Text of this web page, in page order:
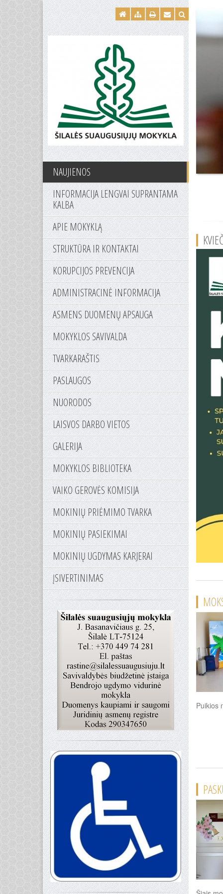
NAUJIENOS
INFORMACIJA LENGVAI SUPRANTAMA
KALBA
APIE MOKYKLĄ
STRUKTŪRA IR KONTAKTAI
KORUPCIJOS PREVENCIJA
ADMINISTRACINĖ INFORMACIJA
ASMENS DUOMENŲ APSAUGA
MOKYKLOS SAVIVALDA
TVARKARAŠTIS
PASLAUGOS
NUORODOS
LAISVOS DARBO VIETOS
GALERIJA
MOKYKLOS BIBLIOTEKA
VAIKO GEROVĖS KOMISIJA
MOKINIŲ PRIĖMIMO TVARKA
MOKINIŲ PASIEKIMAI
MOKINIŲ UGDYMAS KARJERAI
ĮSIVERTINIMAS
Puikios